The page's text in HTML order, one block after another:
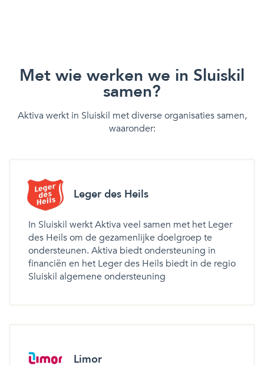
Met wie werken we in Sluiskil
samen?
Aktiva werkt in Sluiskil met diverse organisaties samen,
waaronder:
Leger des Heils
In Sluiskil werkt Aktiva veel samen met het Leger
des Heils om de gezamenlijke doelgroep te
ondersteunen. Aktiva biedt ondersteuning in
financiën en het Leger des Heils biedt in de regio
Sluiskil algemene ondersteuning
Limor